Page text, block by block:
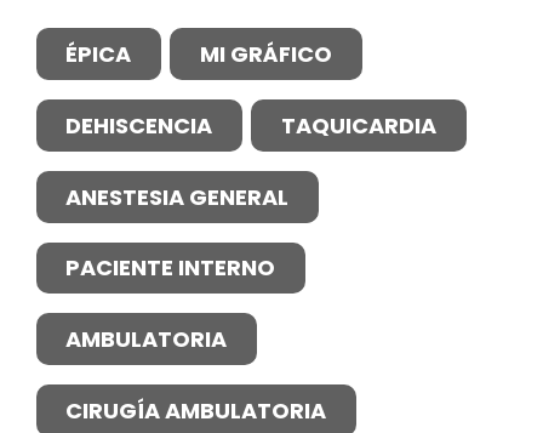
ÉPICA MI GRÁFICO
DEHISCENCIA TAQUICARDIA
ANESTESIA GENERAL
PACIENTE INTERNO
AMBULATORIA
CIRUGÍA AMBULATORIA